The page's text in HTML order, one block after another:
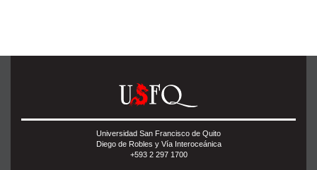
Universidad San Francisco de Quito
Diego de Robles y Vía Interoceánica
+593 2 297 1700